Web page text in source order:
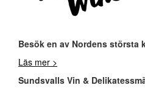
Besök en av Nordens största
Läs mer >
Sundsvalls Vin &